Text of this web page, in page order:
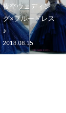
夜空ウェディン
グ×ブルードレス
♪
2018.08.15